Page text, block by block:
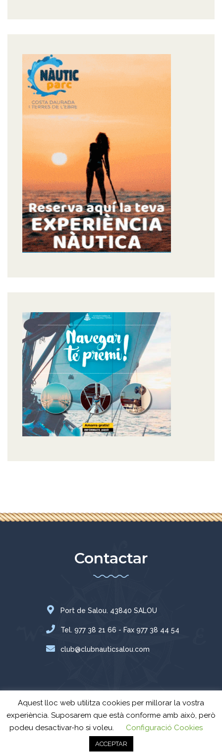
Contactar
Port de Salou. 43840 SALOU
Tel. 977 38 21 66 - Fax 977 38 44 54
club@clubnauticsalou.com
© Tots els drets reservats - 2024 -
de privacitat.
Aquest lloc web utilitza cookies per millorar la vostra
experiència. Suposarem que està conforme amb això, però
podeu desactivar-ho si voleu.
Configuració Cookies
ACCEPTAR